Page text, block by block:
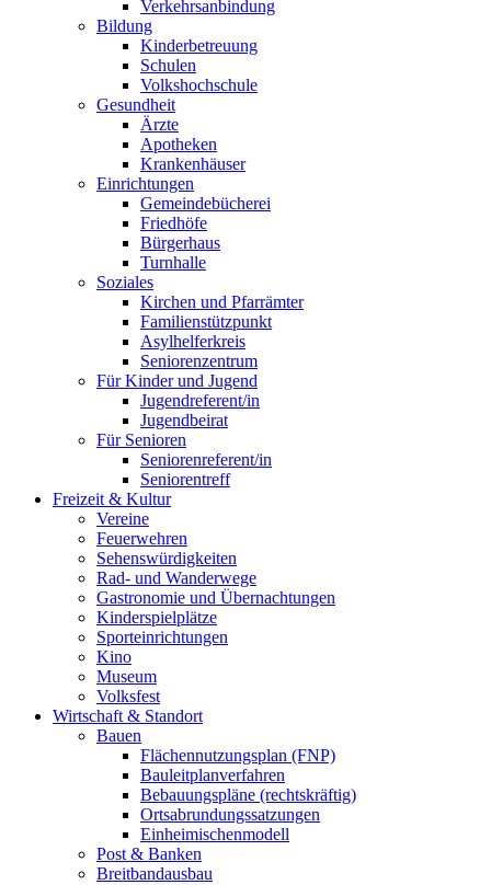
Verkehrsanbindung
Bildung
Kinderbetreuung
Schulen
Volkshochschule
Gesundheit
Ärzte
Apotheken
Krankenhäuser
Einrichtungen
Gemeindebücherei
Friedhöfe
Bürgerhaus
Turnhalle
Soziales
Kirchen und Pfarrämter
Familienstützpunkt
Asylhelferkreis
Seniorenzentrum
Für Kinder und Jugend
Jugendreferent/in
Jugendbeirat
Für Senioren
Seniorenreferent/in
Seniorentreff
Freizeit & Kultur
Vereine
Feuerwehren
Sehenswürdigkeiten
Rad- und Wanderwege
Gastronomie und Übernachtungen
Kinderspielplätze
Sporteinrichtungen
Kino
Museum
Volksfest
Wirtschaft & Standort
Bauen
Flächennutzungsplan (FNP)
Bauleitplanverfahren
Bebauungspläne (rechtskräftig)
Ortsabrundungssatzungen
Einheimischenmodell
Post & Banken
Breitbandausbau